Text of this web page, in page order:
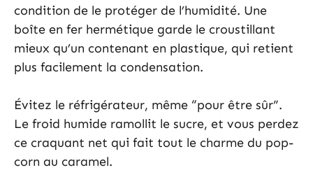
condition de le protéger de l’humidité. Une
boîte en fer hermétique garde le croustillant
mieux qu’un contenant en plastique, qui retient
plus facilement la condensation.
Évitez le réfrigérateur, même “pour être sûr”.
Le froid humide ramollit le sucre, et vous perdez
ce craquant net qui fait tout le charme du pop-
corn au caramel.